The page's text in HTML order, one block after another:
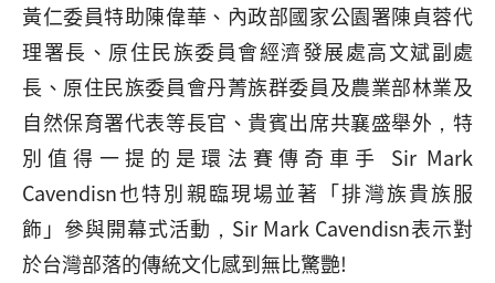
黃仁委員特助陳偉華、內政部國家公園署陳貞蓉代
理署長、原住民族委員會經濟發展處高文斌副處
長、原住民族委員會丹菁族群委員及農業部林業及
自然保育署代表等長官、貴賓出席共襄盛舉外，特
別值得一提的是環法賽傳奇車手 Sir Mark
Cavendisn也特別親臨現場並著「排灣族貴族服
飾」參與開幕式活動，Sir Mark Cavendisn表示對
於台灣部落的傳統文化感到無比驚艷!